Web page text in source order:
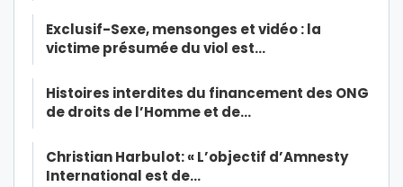
Exclusif-Sexe, mensonges et vidéo : la
victime présumée du viol est…
Histoires interdites du financement des ONG
de droits de l’Homme et de…
Christian Harbulot: « L’objectif d’Amnesty
International est de…